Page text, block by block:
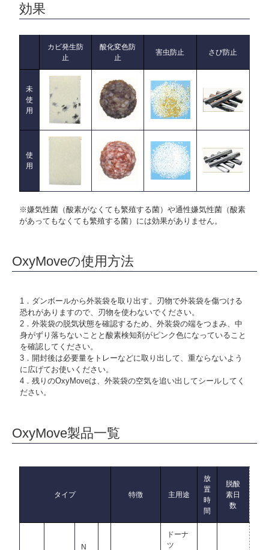
効果
カビ発生防
止
酸化変色防
止
害虫防止 さび防止
未
使
用
使
用
※嫌気性菌（酸素がなくても繁殖する菌）や通性嫌気性菌（酸素
があってもなくても繁殖する菌）には効果がありません。
OxyMoveの使用方法
1．ダンボールから外装袋を取り出す。刃物で外装袋を傷つける
恐れがありますので、刃物を使わないでください。
2．外装袋の脱気状態を確認するため、外装袋の端をつまみ、中
身がずり落ちないことと酸素検知剤がピンク色になっていること
を確認してください。
3．開封後は必要量をトレーなどに取り出して、重ならないよう
に広げてお使いください。
4．残りのOxyMoveは、外装袋の空気を追い出してシールしてく
ださい。
OxyMove製品一覧
タイプ 特徴 主用途
放
置
時
間
脱酸
素日
数
N
ドーナ
ツ